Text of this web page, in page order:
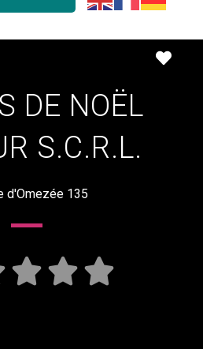
DE NOËL
S.C.R.L.
d'Omezée 135
  